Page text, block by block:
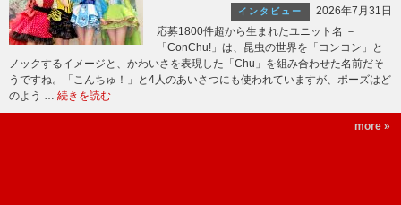
インタビュー
2026年7月31日
応募1800件超から生まれたユニット名 －
「ConChu!」は、昆虫の世界を「コンコン」と
ノックするイメージと、かわいさを表現した「Chu」を組み合わせた名前だそ
うですね。「こんちゅ！」と4人のあいさつにも使われていますが、ポーズはど
のよう … 続きを読む
more »